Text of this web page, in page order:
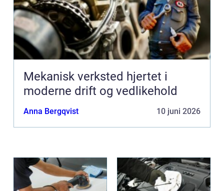
Mekanisk verksted hjertet i
moderne drift og vedlikehold
Anna Bergqvist 10 juni 2026